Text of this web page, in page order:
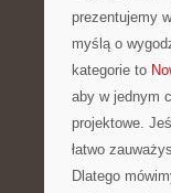
prezentujemy
myślą o
kategorie to
aby w jednym
projektowe.
łatwo
Dlatego